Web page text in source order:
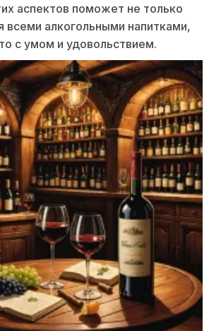
аспектов поможет не только
всеми алкогольными напитками,
с умом и удовольствием.